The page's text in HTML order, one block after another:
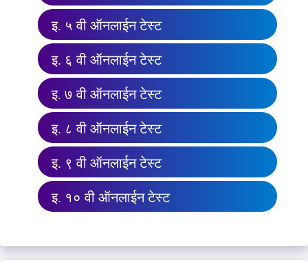
इ. ५ वी ऑनलाईन टेस्ट
इ. ६ वी ऑनलाईन टेस्ट
इ. ७ वी ऑनलाईन टेस्ट
इ. ८ वी ऑनलाईन टेस्ट
इ. ९ वी ऑनलाईन टेस्ट
इ. १० वी ऑनलाईन टेस्ट